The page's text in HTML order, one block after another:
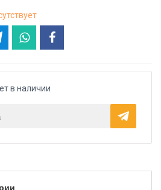
в наличии